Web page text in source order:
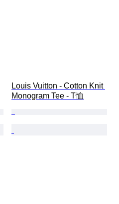
Louis Vuitton - Cotton Knit
Monogram Tee - T恤